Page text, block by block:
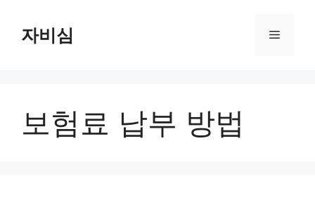
자비심 메
보험료 납부 방법